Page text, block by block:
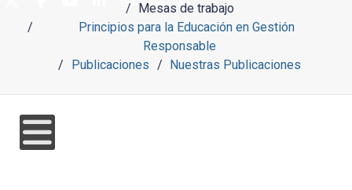
Mesas de trabajo
Principios para la Educación en Gestión
Responsable
Publicaciones
Nuestras Publicaciones